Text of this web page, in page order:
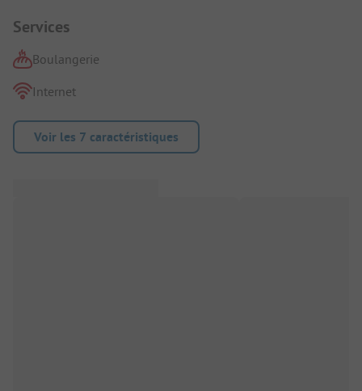
Services
Boulangerie
Internet
Voir les 7 caractéristiques